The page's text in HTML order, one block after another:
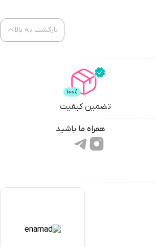
بازگشت به بالا
تضمین کیفیت
همراه ما باشید